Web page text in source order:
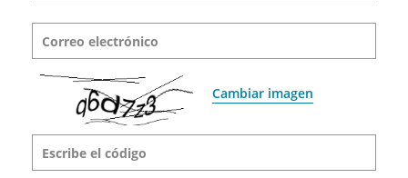
Correo electrónico
Cambiar imagen
Escribe el código